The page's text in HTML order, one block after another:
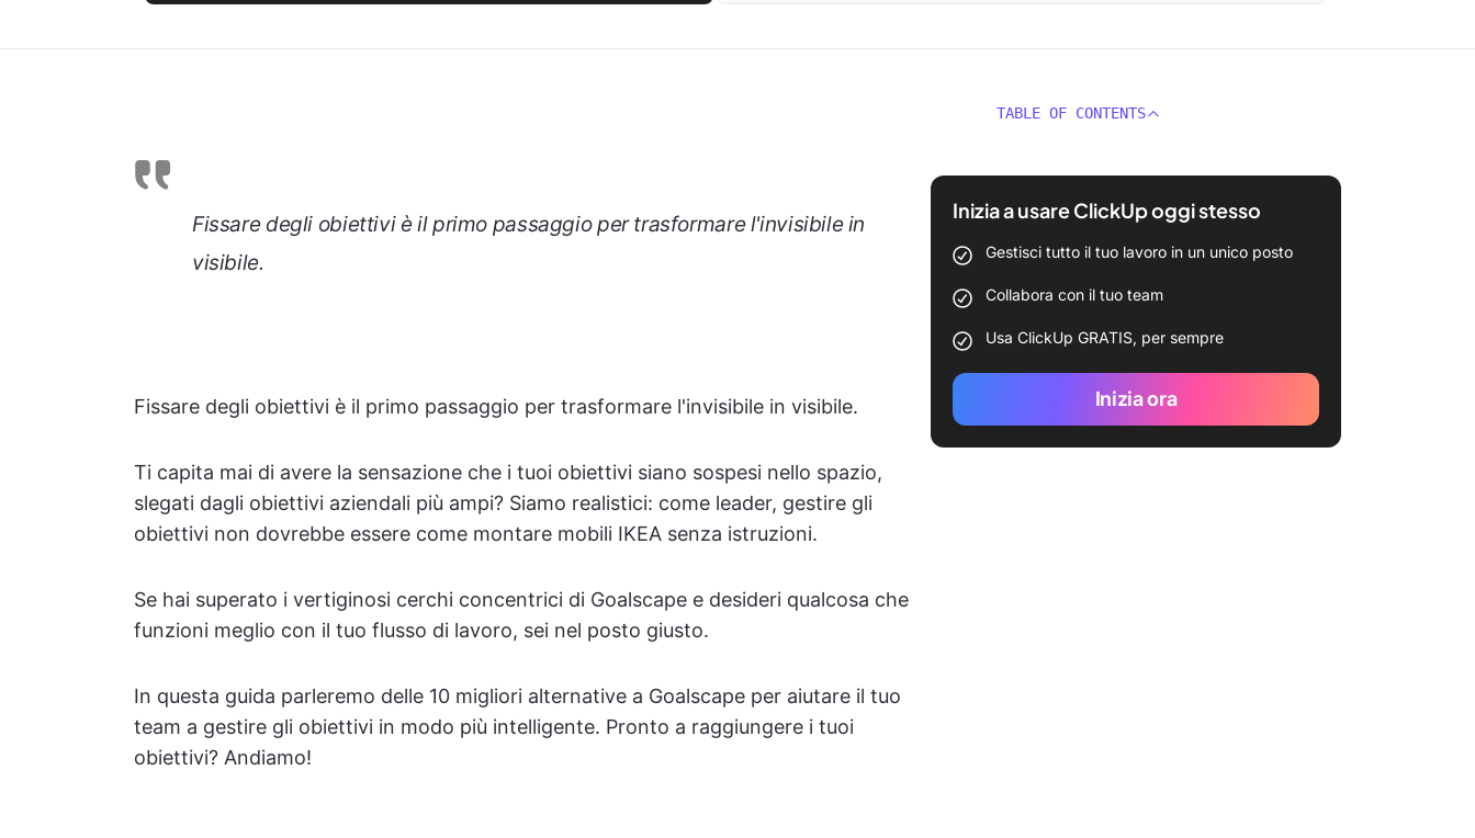
Fissare degli obiettivi è il primo passaggio per trasformare l'invisibile in
visibile.
Fissare degli obiettivi è il primo passaggio per trasformare l'invisibile in visibile.
Ti capita mai di avere la sensazione che i tuoi obiettivi siano sospesi nello spazio,
slegati dagli obiettivi aziendali più ampi? Siamo realistici: come leader, gestire gli
obiettivi non dovrebbe essere come montare mobili IKEA senza istruzioni.
Se hai superato i vertiginosi cerchi concentrici di Goalscape e desideri qualcosa che
funzioni meglio con il tuo flusso di lavoro, sei nel posto giusto.
In questa guida parleremo delle 10 migliori alternative a Goalscape per aiutare il tuo
team a gestire gli obiettivi in modo più intelligente. Pronto a raggiungere i tuoi
obiettivi? Andiamo!
TABLE OF CONTENTS
Inizia a usare ClickUp oggi stesso
Gestisci tutto il tuo lavoro in un unico posto
Collabora con il tuo team
Usa ClickUp GRATIS, per sempre
Inizia ora